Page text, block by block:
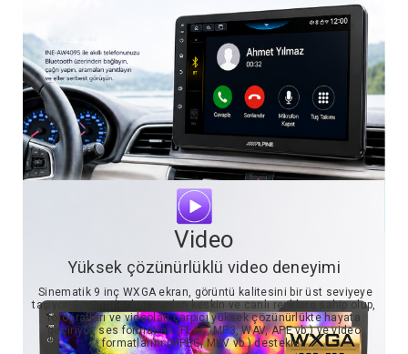
Video
Yüksek çözünürlüklü video deneyimi
Sinematik 9 inç WXGA ekran, görüntü kalitesini bir üst seviyeye
taşıyor. Görüntüler her açıdan keskin ve canlı renklere sahip olup,
fotoğrafları ve videoları çarpıcı yüksek çözünürlükte hayata
geçiriyor, ses formatları (FLAC, MP3, WAV, APE vb.) ve video
formatlarını (MPEG, MKV vb.) destekler.